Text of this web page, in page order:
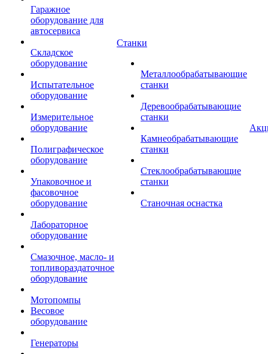
Гаражное
оборудование для
автосервиса
Складское
оборудование
Испытательное
оборудование
Измерительное
оборудование
Полиграфическое
оборудование
Упаковочное и
фасовочное
оборудование
Лабораторное
оборудование
Смазочное, масло- и
топливораздаточное
оборудование
Мотопомпы
Весовое
оборудование
Генераторы
Станки
Металлообрабатывающие
станки
Деревообрабатывающие
станки
Камнеобрабатывающие
станки
Стеклообрабатывающие
станки
Станочная оснастка